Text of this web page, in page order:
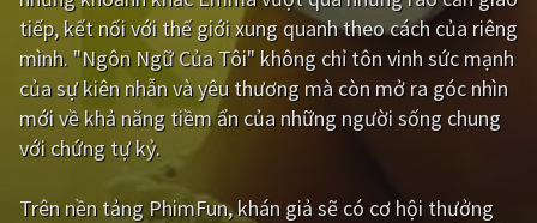
Giật gân Gia đình
Bí ẩn Lịch sử
Viễn Tây Tiểu sử
tiếp, kết nối với thế giới xung quanh theo cách của riêng
mình. "Ngôn Ngữ Của Tôi" không chỉ tôn vinh sức mạnh
của sự kiên nhẫn và yêu thương mà còn mở ra góc nhìn
mới về khả năng tiềm ẩn của những người sống chung
với chứng tự kỷ.
Trên nền tảng PhimFun, khán giả sẽ có cơ hội thưởng